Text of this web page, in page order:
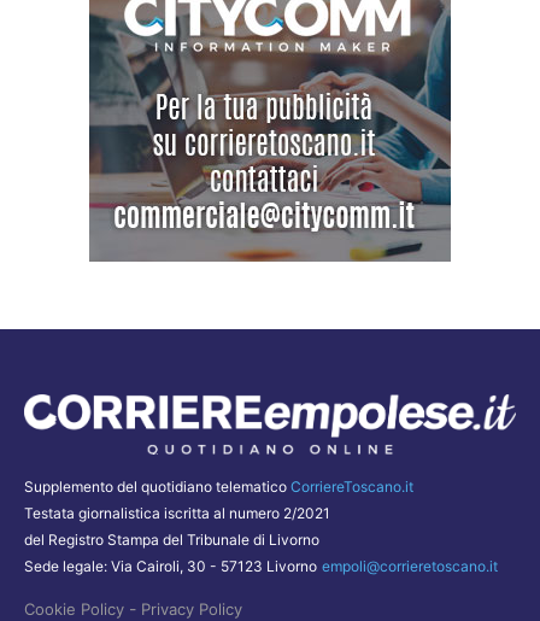
Supplemento del quotidiano telematico CorriereToscano.it
Testata giornalistica iscritta al numero 2/2021
del Registro Stampa del Tribunale di Livorno
Sede legale: Via Cairoli, 30 - 57123 Livorno empoli@corrieretoscano.it
Cookie Policy - Privacy Policy